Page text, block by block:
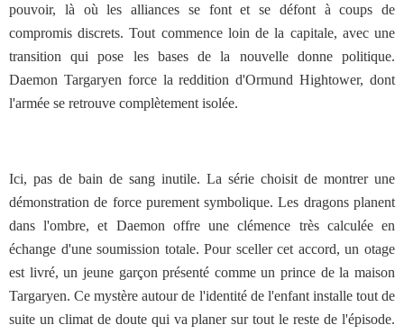
pouvoir, là où les alliances se font et se défont à coups de
compromis discrets. Tout commence loin de la capitale, avec une
transition qui pose les bases de la nouvelle donne politique.
Daemon Targaryen force la reddition d'Ormund Hightower, dont
l'armée se retrouve complètement isolée.
Ici, pas de bain de sang inutile. La série choisit de montrer une
démonstration de force purement symbolique. Les dragons planent
dans l'ombre, et Daemon offre une clémence très calculée en
échange d'une soumission totale. Pour sceller cet accord, un otage
est livré, un jeune garçon présenté comme un prince de la maison
Targaryen. Ce mystère autour de l'identité de l'enfant installe tout de
suite un climat de doute qui va planer sur tout le reste de l'épisode.